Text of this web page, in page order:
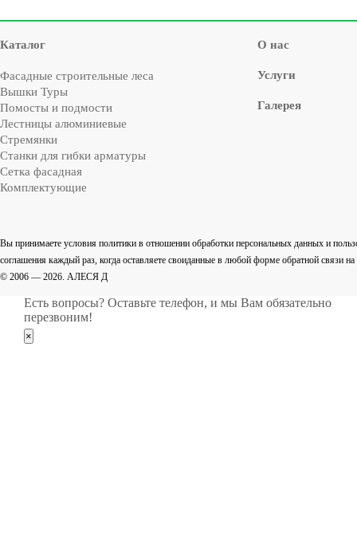
Каталог
Фасадные строительные леса
Вышки Туры
Помосты и подмости
Лестницы алюминиевые
Стремянки
Cтанки для гибки арматуры
Сетка фасадная
Комплектующие
О нас
Услуги
Галерея
Вы принимаете условия политики в отношении обработки персональных данных и
соглашения каждый раз, когда оставляете своиданные в любой форме обратной связи
© 2006 — 2026. АЛЕСЯ Д
Есть вопросы? Оставьте телефон, и мы Вам обязательно
перезвоним!
×